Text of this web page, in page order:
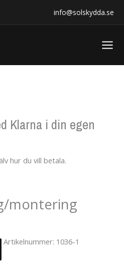
info@solskydda.se
Klarna i din egen
hur du vill betala.
montering
Artikelnummer: 1036-1